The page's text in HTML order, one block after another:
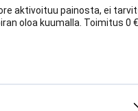
aktivoituu painosta, ei
oloa kuumalla. Toimitus 0